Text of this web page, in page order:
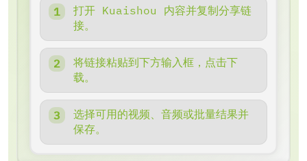
打开 Kuaishou 内容并复制分享链
接。
将链接粘贴到下方输入框，点击下
载。
选择可用的视频、音频或批量结果并
保存。